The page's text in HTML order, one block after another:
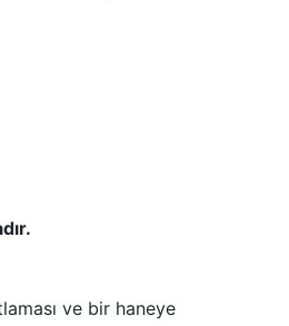
ve bir haneye